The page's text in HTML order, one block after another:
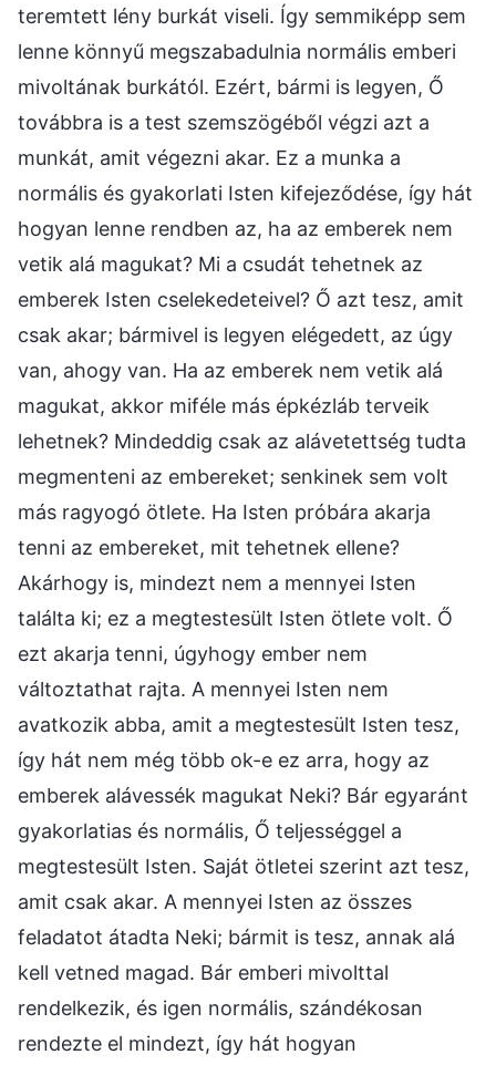
teremtett lény burkát viseli. Így semmiképp sem
lenne könnyű megszabadulnia normális emberi
mivoltának burkától. Ezért, bármi is legyen, Ő
továbbra is a test szemszögéből végzi azt a
munkát, amit végezni akar. Ez a munka a
normális és gyakorlati Isten kifejeződése, így hát
hogyan lenne rendben az, ha az emberek nem
vetik alá magukat? Mi a csudát tehetnek az
emberek Isten cselekedeteivel? Ő azt tesz, amit
csak akar; bármivel is legyen elégedett, az úgy
van, ahogy van. Ha az emberek nem vetik alá
magukat, akkor miféle más épkézláb terveik
lehetnek? Mindeddig csak az alávetettség tudta
megmenteni az embereket; senkinek sem volt
más ragyogó ötlete. Ha Isten próbára akarja
tenni az embereket, mit tehetnek ellene?
Akárhogy is, mindezt nem a mennyei Isten
találta ki; ez a megtestesült Isten ötlete volt. Ő
ezt akarja tenni, úgyhogy ember nem
változtathat rajta. A mennyei Isten nem
avatkozik abba, amit a megtestesült Isten tesz,
így hát nem még több ok-e ez arra, hogy az
emberek alávessék magukat Neki? Bár egyaránt
gyakorlatias és normális, Ő teljességgel a
megtestesült Isten. Saját ötletei szerint azt tesz,
amit csak akar. A mennyei Isten az összes
feladatot átadta Neki; bármit is tesz, annak alá
kell vetned magad. Bár emberi mivolttal
rendelkezik, és igen normális, szándékosan
rendezte el mindezt, így hát hogyan